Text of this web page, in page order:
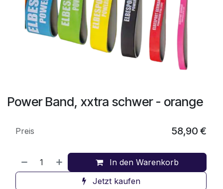
Power Band, xxtra schwer - orange
In den Warenkorb
Jetzt kaufen
Preis 58,90 €